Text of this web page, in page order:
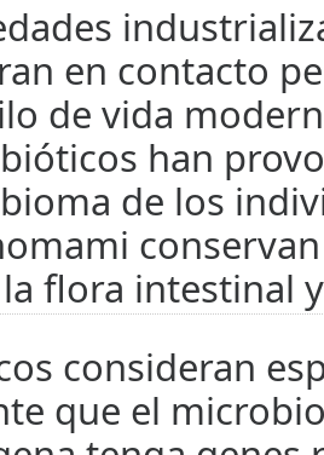
en contacto
de vida
han
de los
flora intestinal
consideran
que el